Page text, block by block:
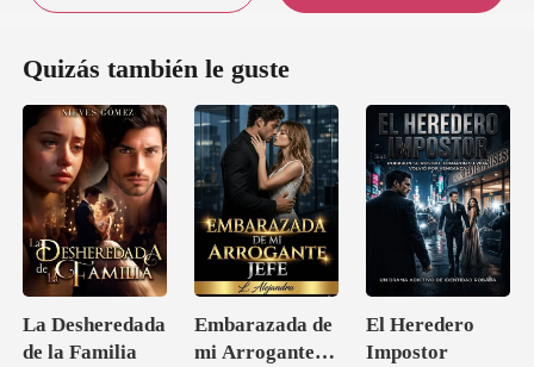
Quizás también le guste
La Desheredada
de la Familia
Embarazada de
mi Arrogante
El Heredero
Impostor